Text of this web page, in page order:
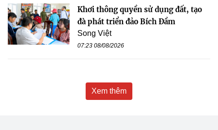
Khơi thông quyền sử dụng đất, tạo
đà phát triển đảo Bích Đầm
Song Việt
07:23 08/08/2026
Xem thêm